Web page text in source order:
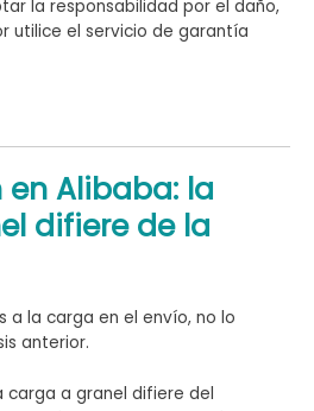
la responsabilidad por el daño,
utilice el servicio de garantía
Alibaba: la
difiere de la
a la carga en el envío, no lo
anterior.
carga a granel difiere del